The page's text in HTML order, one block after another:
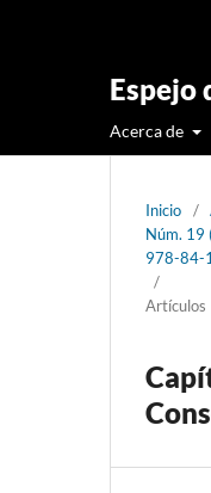
Espejo
Acerca de
Inicio /
Núm. 19
978-84-
/
Artículos